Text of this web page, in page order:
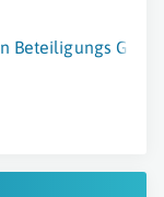
Beteiligungs